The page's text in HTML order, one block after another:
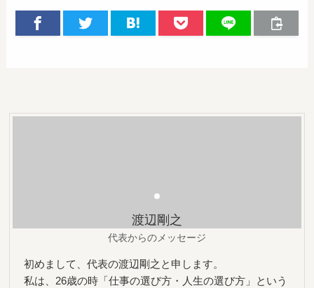
渡辺剛之
代表からのメッセージ
初めまして、代表の渡辺剛之と申します。
私は、26歳の時「仕事の選び方・人生の選び方」という